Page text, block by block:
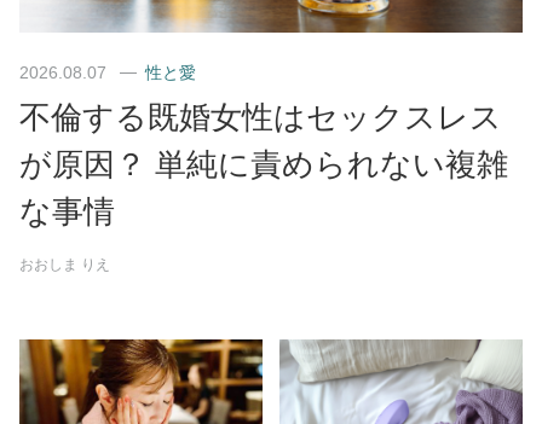
2026.08.07 性と愛
不倫する既婚女性はセックスレス
が原因？ 単純に責められない複雑
な事情
おおしま りえ